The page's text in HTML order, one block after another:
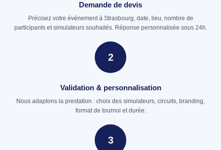
Demande de devis
Précisez votre événement à Strasbourg, date, lieu, nombre de
participants et simulateurs souhaités. Réponse personnalisée sous 24h.
2
Validation & personnalisation
Nous adaptons la prestation : choix des simulateurs, circuits, branding,
format de tournoi et durée.
3